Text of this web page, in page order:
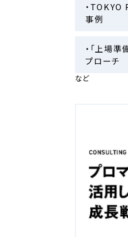
・
事例
・「上場
プローチ
など